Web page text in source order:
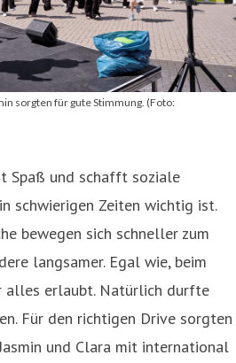
sorgten für gute Stimmung. (Foto:
Spaß und schafft soziale
schwierigen Zeiten wichtig ist.
bewegen sich schneller zum
langsamer. Egal wie, beim
alles erlaubt. Natürlich durfte
Für den richtigen Drive sorgten
und Clara mit international